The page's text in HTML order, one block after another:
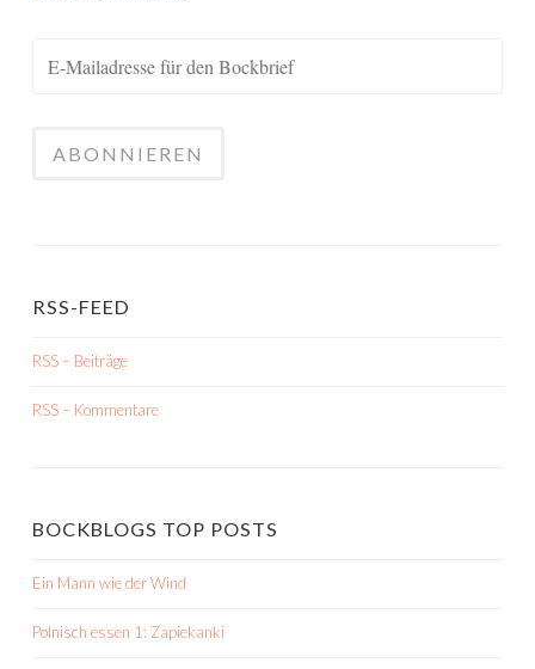
RSS-FEED
RSS – Beiträge
RSS – Kommentare
BOCKBLOGS TOP POSTS
Ein Mann wie der Wind
Polnisch essen 1: Zapiekanki